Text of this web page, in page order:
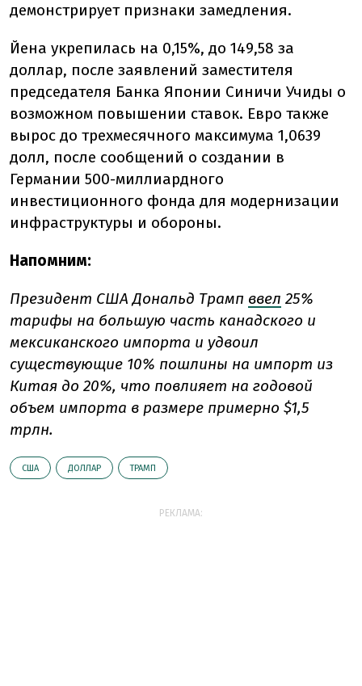
демонстрирует признаки замедления.
Йена укрепилась на 0,15%, до 149,58 за
доллар, после заявлений заместителя
председателя Банка Японии Синичи Учиды о
возможном повышении ставок. Евро также
вырос до трехмесячного максимума 1,0639
долл, после сообщений о создании в
Германии 500-миллиардного
инвестиционного фонда для модернизации
инфраструктуры и обороны.
Напомним:
Президент США Дональд Трамп ввел 25%
тарифы на большую часть канадского и
мексиканского импорта и удвоил
существующие 10% пошлины на импорт из
Китая до 20%, что повлияет на годовой
объем импорта в размере примерно $1,5
трлн.
США ДОЛЛАР ТРАМП
РЕКЛАМА: